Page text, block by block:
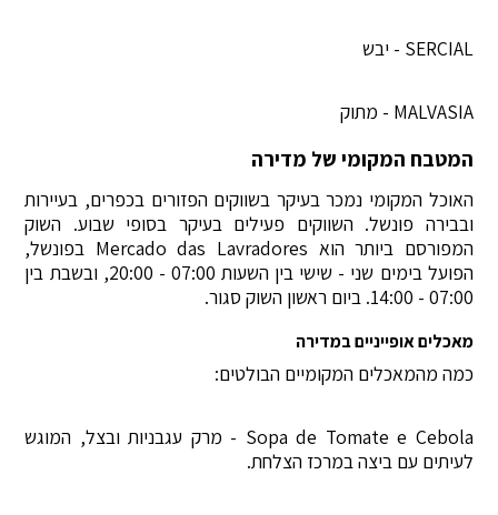
SERCIAL - יבש
MALVASIA - מתוק
המטבח המקומי של מדירה
האוכל המקומי נמכר בעיקר בשווקים הפזורים בכפרים, בעיירות
ובבירה פונשל. השווקים פעילים בעיקר בסופי שבוע. השוק
המפורסם ביותר הוא Mercado das Lavradores בפונשל,
הפועל בימים שני - שישי בין השעות 07:00 - 20:00, ובשבת בין
07:00 - 14:00. ביום ראשון השוק סגור.
מאכלים אופייניים במדירה
כמה מהמאכלים המקומיים הבולטים:
Sopa de Tomate e Cebola - מרק עגבניות ובצל, המוגש
לעיתים עם ביצה במרכז הצלחת.